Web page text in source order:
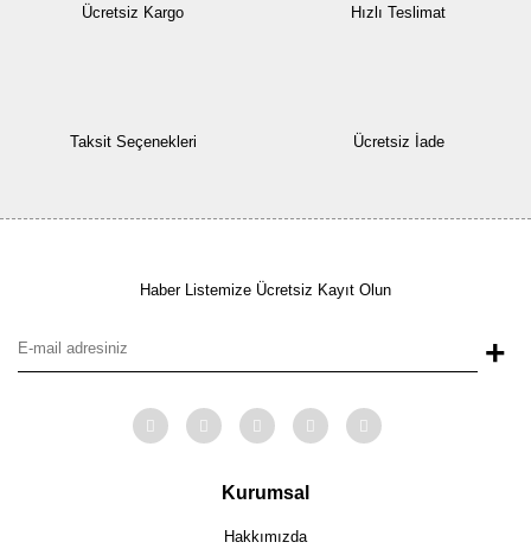
Ücretsiz Kargo Hızlı Teslimat
Taksit Seçenekleri Ücretsiz İade
Haber Listemize Ücretsiz Kayıt Olun
+
Kurumsal
Hakkımızda